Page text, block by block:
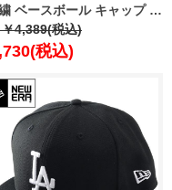
ベースボール キャップ 帽
新作 6613-701
4,389(税込)
税込)